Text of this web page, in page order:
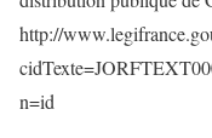
http://
n=id